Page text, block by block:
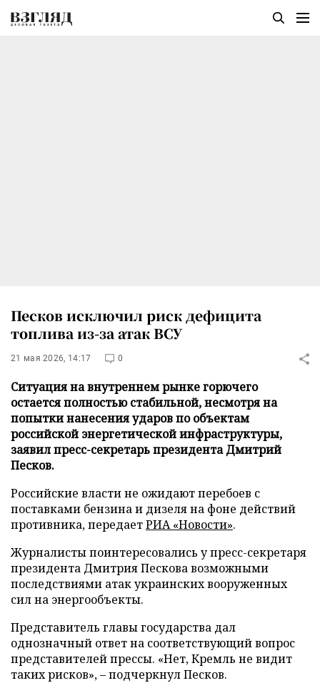
Песков исключил риск дефицита
топлива из-за атак ВСУ
21 мая 2026, 14:17 0
Ситуация на внутреннем рынке горючего
остается полностью стабильной, несмотря на
попытки нанесения ударов по объектам
российской энергетической инфраструктуры,
заявил пресс-секретарь президента Дмитрий
Песков.
Российские власти не ожидают перебоев с
поставками бензина и дизеля на фоне действий
противника, передаетРИА «Новости».
Журналисты поинтересовались у пресс-секретаря
президента Дмитрия Пескова возможными
последствиями атак украинских вооруженных
сил на энергообъекты.
Представитель главы государства дал
однозначный ответ на соответствующий вопрос
представителей прессы. «Нет, Кремль не видит
таких рисков», – подчеркнул Песков.